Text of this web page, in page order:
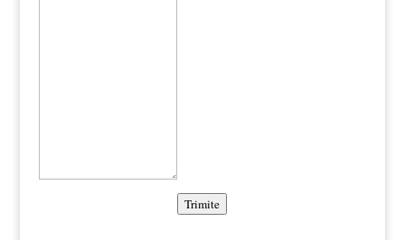
Trimite